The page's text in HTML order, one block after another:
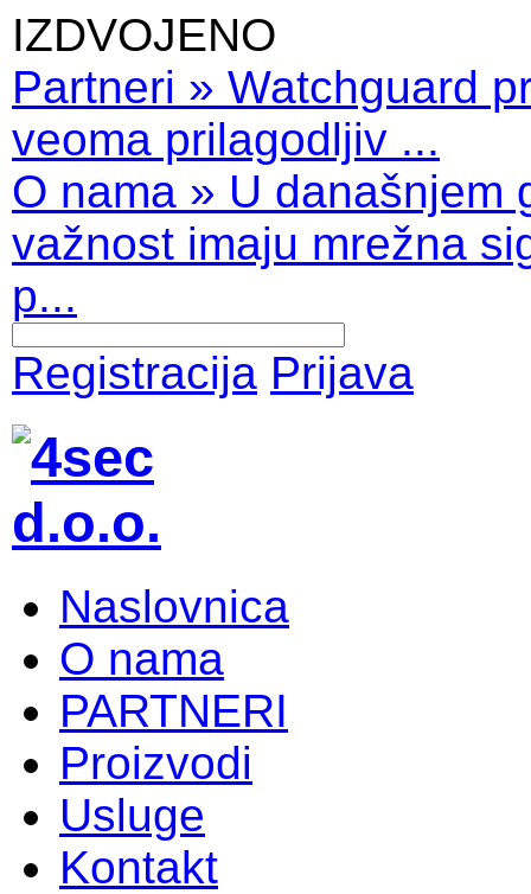
IZDVOJENO
Partneri » Watchguard
veoma prilagodljiv ...
O nama » U današnjem
važnost imaju mrežna
p...
Registracija Prijava
Naslovnica
O nama
PARTNERI
Proizvodi
Usluge
Kontakt